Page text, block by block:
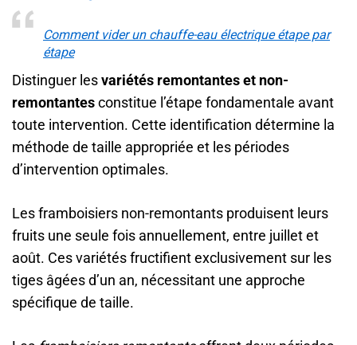
Comment vider un chauffe-eau électrique étape par
étape
Distinguer lesvariétés remontantes et non-
remontantesconstitue l’étape fondamentale avant
toute intervention. Cette identification détermine la
méthode de taille appropriée et les périodes
d’intervention optimales.
Les framboisiers non-remontants produisent leurs
fruits une seule fois annuellement, entre juillet et
août. Ces variétés fructifient exclusivement sur les
tiges âgées d’un an, nécessitant une approche
spécifique de taille.